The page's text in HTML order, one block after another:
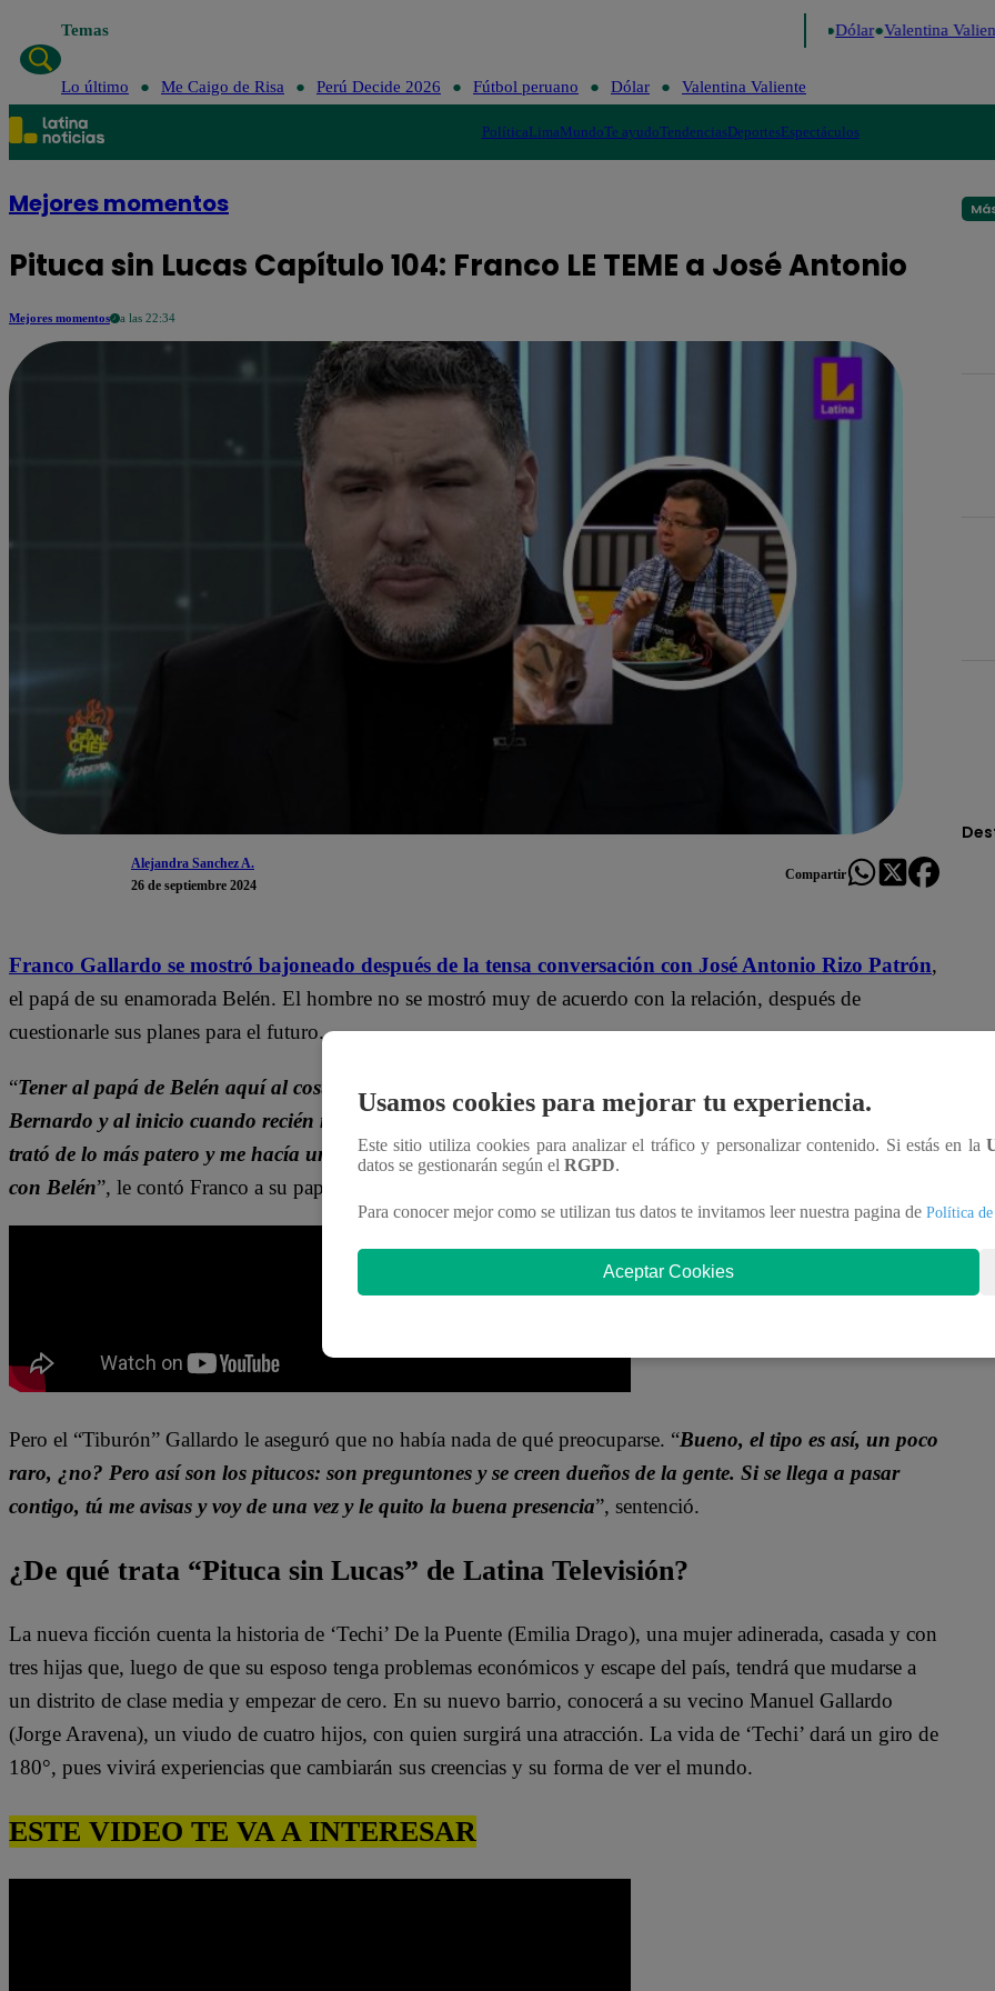
Temas Dólar Valentina
Lo último Me Caigo de Risa Perú Decide 2026 Fútbol peruano Dólar Valentina Valiente
PolíticaLimaMundoTe ayudoTendenciasDeportesEspectáculos
Mejores momentos
Pituca sin Lucas Capítulo 104: Franco LE TEME a José Antonio
Mejores momentos a las 22:34
Alejandra Sanchez A.
26 de septiembre 2024
Compartir
Franco Gallardo se mostró bajoneado después de la tensa conversación con José Antonio Rizo Patrón,
el papá de su enamorada Belén. El hombre no se mostró muy de acuerdo con la relación, después de
cuestionarle sus planes para el futuro.
“Tener al papá de Belén aquí al costado, no sé, me pone como muy nervioso. Me lo encontré donde Don
Bernardo y al inicio cuando recién me conoció me trató como súper creído, súper alzado, pero ahora me
trató de lo más patero y me hacía un montón de preguntas y me interrogaba como si yo me fuera a casar
con Belén”, le contó Franco a su papá Manuel.
Pero el “Tiburón” Gallardo le aseguró que no había nada de qué preocuparse. “Bueno, el tipo es así, un poco
raro, ¿no? Pero así son los pitucos: son preguntones y se creen dueños de la gente. Si se llega a pasar
contigo, tú me avisas y voy de una vez y le quito la buena presencia”, sentenció.
¿De qué trata “Pituca sin Lucas” de Latina Televisión?
La nueva ficción cuenta la historia de ‘Techi’ De la Puente (Emilia Drago), una mujer adinerada, casada y con
tres hijas que, luego de que su esposo tenga problemas económicos y escape del país, tendrá que mudarse a
un distrito de clase media y empezar de cero. En su nuevo barrio, conocerá a su vecino Manuel Gallardo
(Jorge Aravena), un viudo de cuatro hijos, con quien surgirá una atracción. La vida de ‘Techi’ dará un giro de
180°, pues vivirá experiencias que cambiarán sus creencias y su forma de ver el mundo.
ESTE VIDEO TE VA A INTERESAR
Usamos cookies para mejorar tu experiencia.
Este sitio utiliza cookies para analizar el tráfico y personalizar contenido. Si estás en la
datos se gestionarán según el RGPD.
Para conocer mejor como se utilizan tus datos te invitamos leer nuestra pagina de Política
Aceptar Cookies